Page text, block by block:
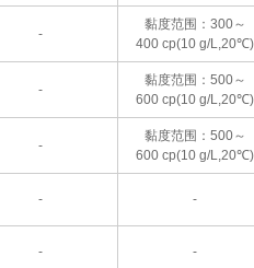
-
黏度范围：300～
400 cp(10 g/L,20℃)
-
黏度范围：500～
600 cp(10 g/L,20℃)
-
黏度范围：500～
600 cp(10 g/L,20℃)
- -
- -